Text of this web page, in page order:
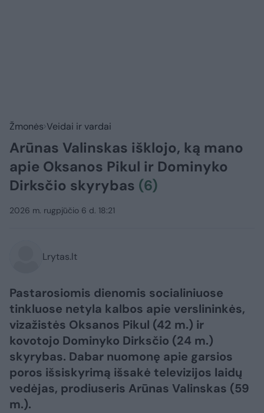
Žmonės Veidai ir vardai
Arūnas Valinskas išklojo, ką mano
apie Oksanos Pikul ir Dominyko
Dirksčio skyrybas (6)
2026 m. rugpjūčio 6 d. 18:21
Lrytas.lt
Pastarosiomis dienomis socialiniuose
tinkluose netyla kalbos apie verslininkės,
vizažistės Oksanos Pikul (42 m.) ir
kovotojo Dominyko Dirksčio (24 m.)
skyrybas. Dabar nuomonę apie garsios
poros išsiskyrimą išsakė televizijos laidų
vedėjas, prodiuseris Arūnas Valinskas (59
m.).